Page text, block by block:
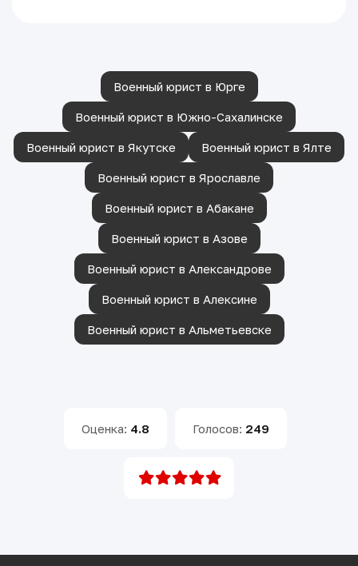
Военный юрист в Юрге
Военный юрист в Южно-Сахалинске
Военный юрист в Якутске Военный юрист в Ялте
Военный юрист в Ярославле
Военный юрист в Абакане
Военный юрист в Азове
Военный юрист в Александрове
Военный юрист в Алексине
Военный юрист в Альметьевске
Оценка: 4.8 Голосов: 249